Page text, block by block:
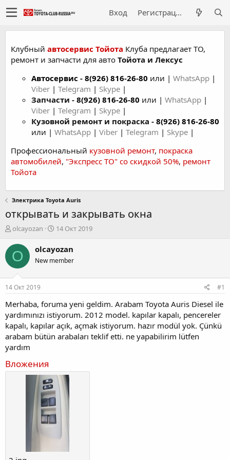
Вход Регистрация
Клубный автосервис Тойота Клуба предлагает ТО,
ремонт и запчасти для авто Тойота и Лексус
Автосервис - 8(926) 816-26-80 или | WhatsApp |
Viber | Telegram | Skype |
Запчасти - 8(926) 816-26-80 или | WhatsApp |
Viber | Telegram | Skype |
Кузовной ремонт и покраска - 8(926) 816-26-80
или | WhatsApp | Viber | Telegram | Skype |
Профессиональный кузовной ремонт, покраска
автомобилей, "Экспресс ТО" со скидкой 50%, ремонт
Тойота
Электрика Toyota Auris
открывать и закрывать окна
А
т
о
р
е
м
ы
olcayozan
Д
т
н
л
а
14 Окт 2019
O olcayozan
New member
14 Окт 2019 #1
Merhaba, foruma yeni geldim. Arabam Toyota Auris Diesel ile
yardımınızı istiyorum. 2012 model. kapılar kapalı, pencereler
kapalı, kapılar açık, açmak istiyorum. hazır modül yok. Çünkü
arabam bütün arabaları teklif etti. ne yapabilirim lütfen
yardım
Вложения